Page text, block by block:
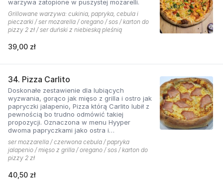
warzywa zatopione w puszystej mozarelli.
Grillowane warzywa: cukinia, papryka, cebula i
pieczarki / ser mozarella / oregano / sos / karton do
pizzy 2 zł / ser duński z niebieską pleśnią
39,00 zł
34. Pizza Carlito
Doskonałe zestawienie dla lubiących
wyzwania, gorąco jak mięso z grilla i ostro jak
papryczki jalapenio, Pizza którą Carlito lubił z
pewnością bo trudno odmówić takiej
propozycji. Oznaczona w menu Hyyper
dwoma papryczkami jako ostra i
niebezpieczna.
ser mozzarella / czerwona cebula / papryka
jalapenio / mięso z grilla / oregano / sos / karton do
pizzy 2 zł
40,50 zł